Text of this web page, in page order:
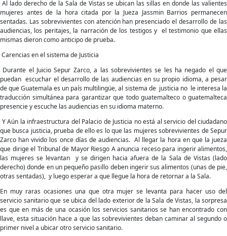
Al lado derecho de la Sala de Vistas se ubican las sillas en donde las valientes
mujeres antes de la hora citada por la Jueza Jassmin Barrios permanecen
sentadas. Las sobrevivientes con atención han presenciado el desarrollo de las
audiencias, los peritajes, la narración de los testigos y el testimonio que ellas
mismas dieron como anticipo de prueba.
Carencias en el sistema de Justicia
Durante el Juicio Sepur Zarco, a las sobrevivientes se les ha negado el que
puedan escuchar el desarrollo de las audiencias en su propio idioma, a pesar
de que Guatemala es un país multilingüe, al sistema de justicia no le interesa la
traducción simultánea para garantizar que todo guatemalteco o guatemalteca
presencie y escuche las audiencias en su idioma materno.
Y Aún la infraestructura del Palacio de Justicia no está al servicio del ciudadano
que busca justicia, prueba de ello es lo que las mujeres sobrevivientes de Sepur
Zarco han vivido los once días de audiencias. Al llegar la hora en que la jueza
que dirige el Tribunal de Mayor Riesgo A anuncia receso para ingerir alimentos,
las mujeres se levantan y se dirigen hacia afuera de la Sala de Vistas (lado
derecho) donde en un pequeño pasillo deben ingerir sus alimentos (unas de pie,
otras sentadas), y luego esperar a que llegue la hora de retornar a la Sala.
En muy raras ocasiones una que otra mujer se levanta para hacer uso del
servicio sanitario que se ubica del lado exterior de la Sala de Vistas, la sorpresa
es que en más de una ocasión los servicios sanitarios se han encontrado con
llave, esta situación hace a que las sobrevivientes deban caminar al segundo o
primer nivel a ubicar otro servicio sanitario.